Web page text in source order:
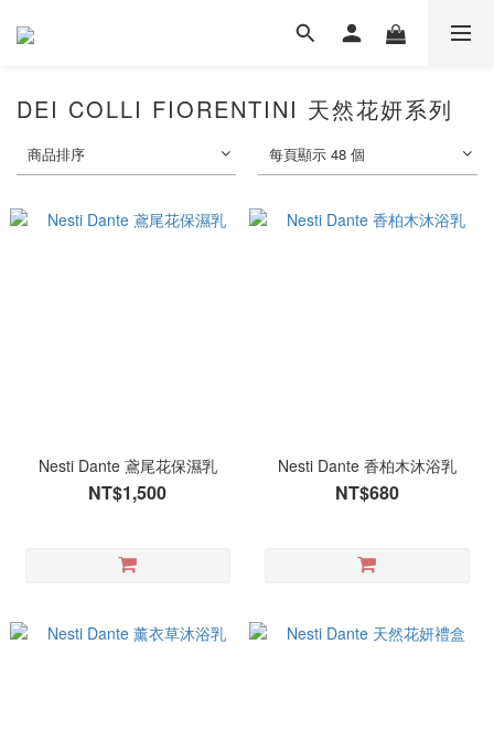
DEI COLLI FIORENTINI 天然花妍系列
商品排序 每頁顯示 48 個
Nesti Dante 鳶尾花保濕乳
NT$1,500
Nesti Dante 香柏木沐浴乳
NT$680